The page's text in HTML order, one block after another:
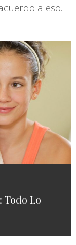
a eso.
Todo Lo